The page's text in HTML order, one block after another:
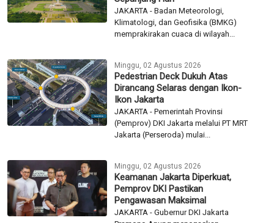
JAKARTA - Badan Meteorologi,
Klimatologi, dan Geofisika (BMKG)
memprakirakan cuaca di wilayah...
Minggu, 02 Agustus 2026
Pedestrian Deck Dukuh Atas
Dirancang Selaras dengan Ikon-
Ikon Jakarta
JAKARTA - Pemerintah Provinsi
(Pemprov) DKI Jakarta melalui PT MRT
Jakarta (Perseroda) mulai...
Minggu, 02 Agustus 2026
Keamanan Jakarta Diperkuat,
Pemprov DKI Pastikan
Pengawasan Maksimal
JAKARTA - Gubernur DKI Jakarta